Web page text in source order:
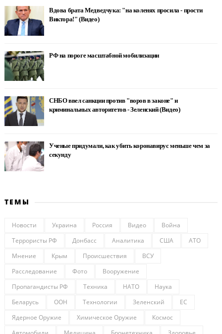
Вдова брата Медведчука: "на коленях просила - прости
Виктора!" (Видео)
РФ на пороге масштабной мобилизации
СНБО ввел санкции против "воров в законе" и
криминальных авторитетов - Зеленский (Видео)
Ученые придумали, как убить коронавирус меньше чем за
секунду
ТЕМЫ
Новости Украина Россия Видео
Война
Террористы РФ
Донбасс Аналитика США
АТО
Мнение
Крым Происшествия
ВСУ
Расследование
Фото
Вооружение
Пропагандисты РФ
Техника НАТО
Наука
Беларусь
ООН Технологии Зеленский
ЕС
Ядерное Оружие
Химическое Оружие
Космос